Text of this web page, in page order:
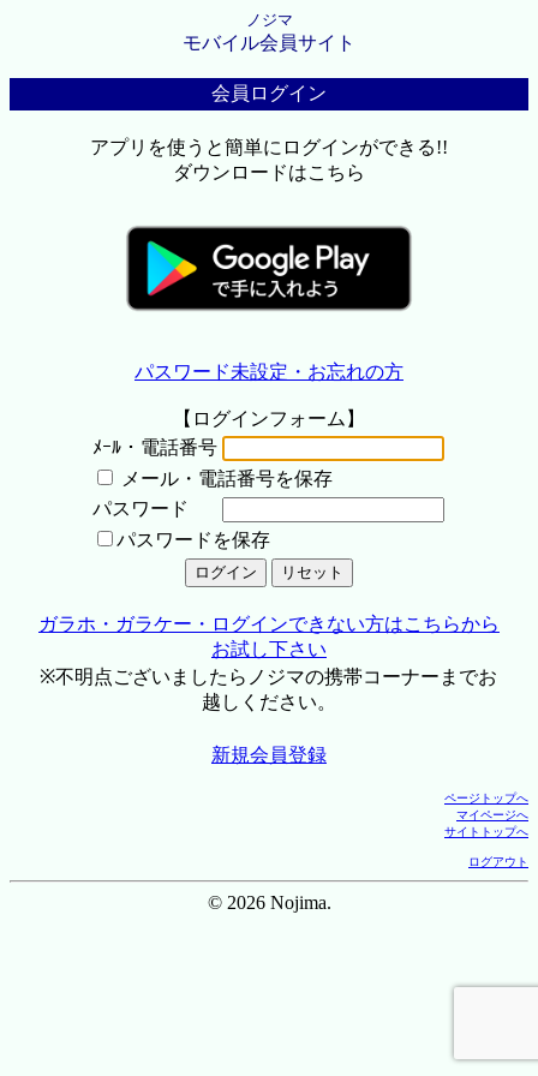
ノジマ
モバイル会員サイト
会員ログイン
アプリを使うと簡単にログインができる!!
ダウンロードはこちら
パスワード未設定・お忘れの方
【ログインフォーム】
ﾒｰﾙ・電話番号
メール・電話番号を保存
パスワード
パスワードを保存
ガラホ・ガラケー・ログインできない方はこちらから
お試し下さい
※不明点ございましたらノジマの携帯コーナーまでお
越しください。
新規会員登録
ページトップへ
マイページへ
サイトトップへ
ログアウト
© 2026 Nojima.